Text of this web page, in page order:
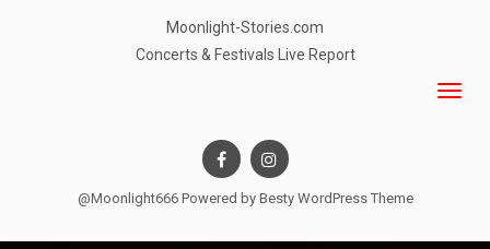
Moonlight-Stories.com
Concerts & Festivals Live Report
@Moonlight666 Powered by Besty WordPress Theme